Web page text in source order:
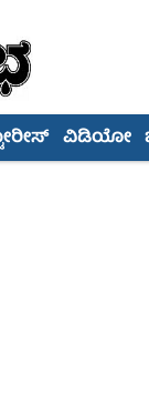
ವಿಡಿಯೋ